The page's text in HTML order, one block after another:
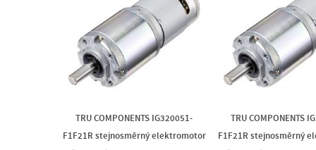
TRU COMPONENTS IG320051-
F1F21R stejnosměrný elektromotor
TRU COMPONENTS
F1F21R stejnosměrný